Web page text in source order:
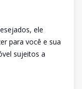
ele
para você e sua
sujeitos a